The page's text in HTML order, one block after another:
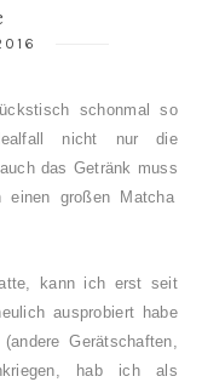
schonmal so
nicht nur die
das Getränk muss
großen Matcha
kann ich erst seit
ausprobiert habe
(andere Gerätschaften,
hab ich als